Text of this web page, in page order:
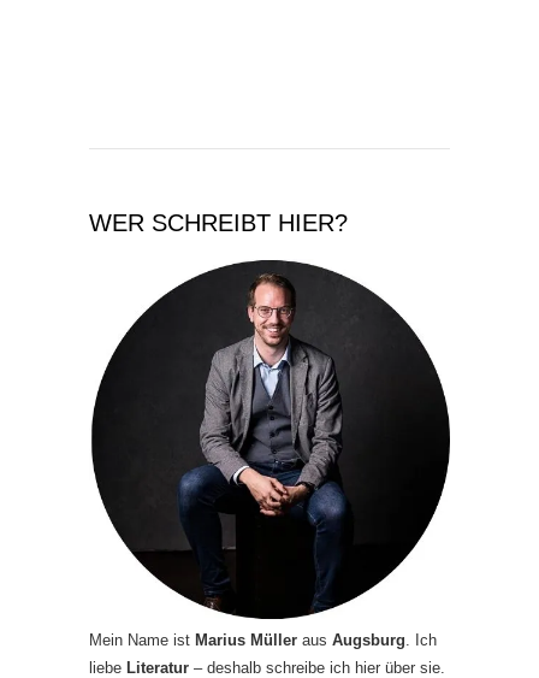
WER SCHREIBT HIER?
Mein Name ist Marius Müller aus Augsburg . Ich
liebe Literatur – deshalb schreibe ich hier über sie.